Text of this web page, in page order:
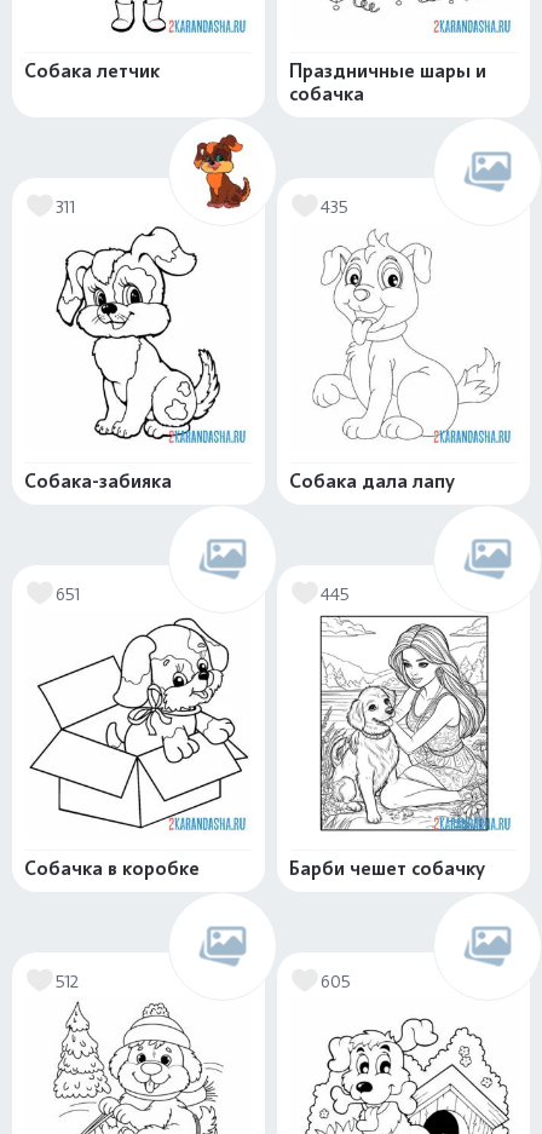
Собака летчик
Праздничные шары и
собачка
311
Собака-забияка
435
Собака дала лапу
651
Собачка в коробке
445
Барби чешет собачку
512 605